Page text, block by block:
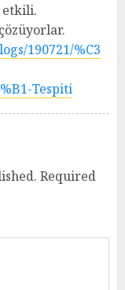
etkili.
190721/%C3
Tespiti
Required